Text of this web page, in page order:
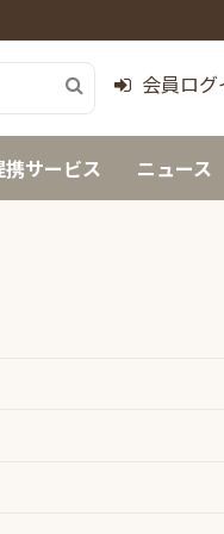
会員ログ
携サービス ニュース